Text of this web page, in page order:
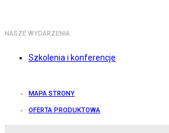
NASZE WYDARZENIA
Szkolenia i konferencje
MAPA STRONY
OFERTA PRODUKTOWA